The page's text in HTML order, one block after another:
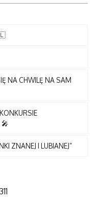
NA CHWILĘ NA SAM
🎤
ZNANEJ I LUBIANEJ”